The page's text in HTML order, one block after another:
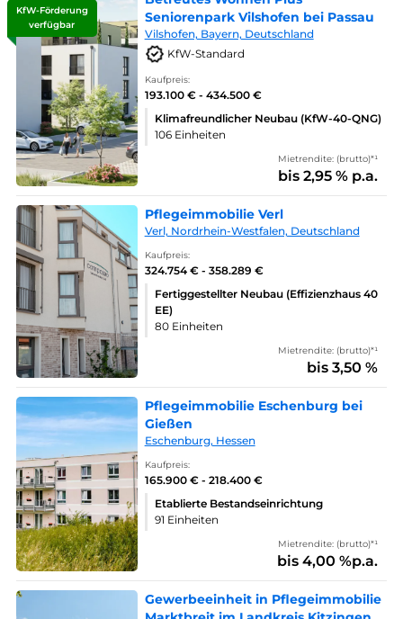
KfW-Förderung
verfügbar
Seniorenpark Vilshofen bei Passau
Vilshofen, Bayern, Deutschland
KfW-Standard
Kaufpreis:
193.100 € - 434.500 €
Klimafreundlicher Neubau (KfW-40-QNG)
106 Einheiten
Mietrendite: (brutto)*¹
bis 2,95 % p.a.
Pflegeimmobilie Verl
Verl, Nordrhein-Westfalen, Deutschland
Kaufpreis:
324.754 € - 358.289 €
Fertiggestellter Neubau (Effizienzhaus 40
EE)
80 Einheiten
Mietrendite: (brutto)*¹
bis 3,50 %
Pflegeimmobilie Eschenburg bei
Gießen
Eschenburg, Hessen
Kaufpreis:
165.900 € - 218.400 €
Etablierte Bestandseinrichtung
91 Einheiten
Mietrendite: (brutto)*¹
bis 4,00 %p.a.
Gewerbeeinheit in Pflegeimmobilie